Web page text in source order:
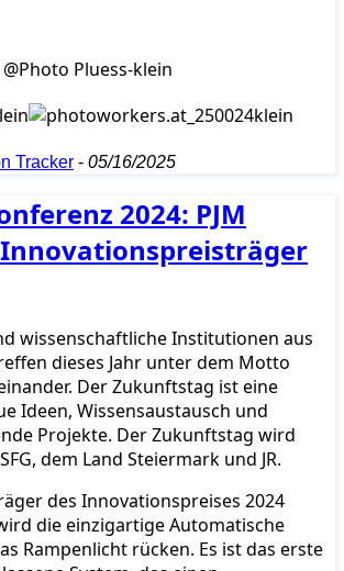
Tracker - 05/16/2025
2024: PJM
wissenschaftliche Institutionen aus
dieses Jahr unter dem Motto
Der Zukunftstag ist eine
Ideen, Wissensaustausch und
Projekte. Der Zukunftstag wird
dem Land Steiermark und JR.
des Innovationspreises 2024
die einzigartige Automatische
Rampenlicht rücken. Es ist das erste